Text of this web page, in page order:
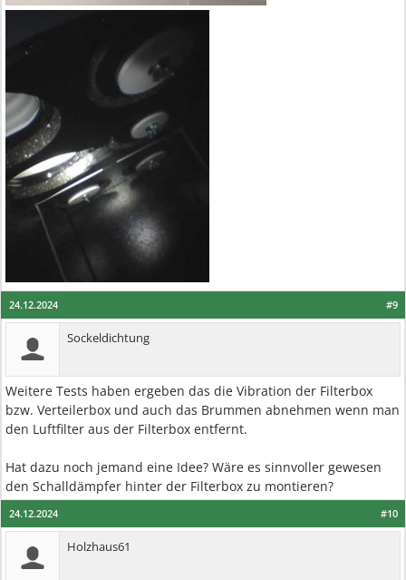
#9
24.12.2024
Sockeldichtung
Weitere Tests haben ergeben das die Vibration der Filterbox
bzw. Verteilerbox und auch das Brummen abnehmen wenn man
den Luftfilter aus der Filterbox entfernt.
Hat dazu noch jemand eine Idee? Wäre es sinnvoller gewesen
den Schalldämpfer hinter der Filterbox zu montieren?
#10
24.12.2024
Holzhaus61